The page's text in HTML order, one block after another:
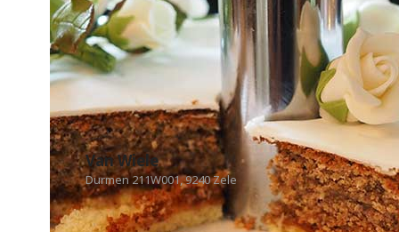
Van Wiele
Durmen 211W001, 9240 Zele